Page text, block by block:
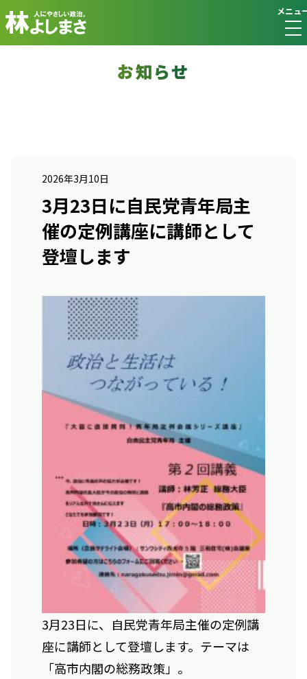
メニュ
お知らせ
2026年3月10日
3月23日に自民党青年局主
催の定例講座に講師として
登壇します
3月23日に、自民党青年局主催の定例講
座に講師として登壇します。テーマは
「高市内閣の総務政策」。